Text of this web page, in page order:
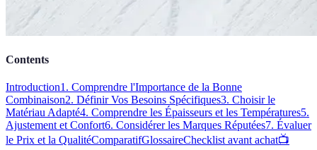
Contents
Introduction1. Comprendre l'Importance de la Bonne
Combinaison2. Définir Vos Besoins Spécifiques3. Choisir le
Matériau Adapté4. Comprendre les Épaisseurs et les Températures5.
Ajustement et Confort6. Considérer les Marques Réputées7. Évaluer
le Prix et la QualitéComparatifGlossaireChecklist avant achat📺